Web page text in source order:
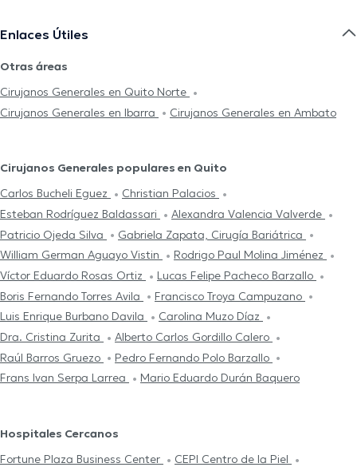
Enlaces Útiles
Otras áreas
Cirujanos Generales en Quito Norte
Cirujanos Generales en Ibarra
Cirujanos Generales en Ambato
Cirujanos Generales populares en Quito
Carlos Bucheli Eguez
Christian Palacios
Esteban Rodríguez Baldassari
Alexandra Valencia Valverde
Patricio Ojeda Silva
Gabriela Zapata, Cirugía Bariátrica
William German Aguayo Vistin
Rodrigo Paul Molina Jiménez
Víctor Eduardo Rosas Ortiz
Lucas Felipe Pacheco Barzallo
Boris Fernando Torres Avila
Francisco Troya Campuzano
Luis Enrique Burbano Davila
Carolina Muzo Díaz
Dra. Cristina Zurita
Alberto Carlos Gordillo Calero
Raúl Barros Gruezo
Pedro Fernando Polo Barzallo
Frans Ivan Serpa Larrea
Mario Eduardo Durán Baquero
Hospitales Cercanos
Fortune Plaza Business Center
CEPI Centro de la Piel